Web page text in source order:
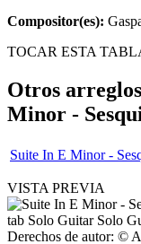
Compositor(es):
TOCAR ESTA
Otros
Minor -
Suite In E Minor -
VISTA PREVIA
Derechos de autor: ©